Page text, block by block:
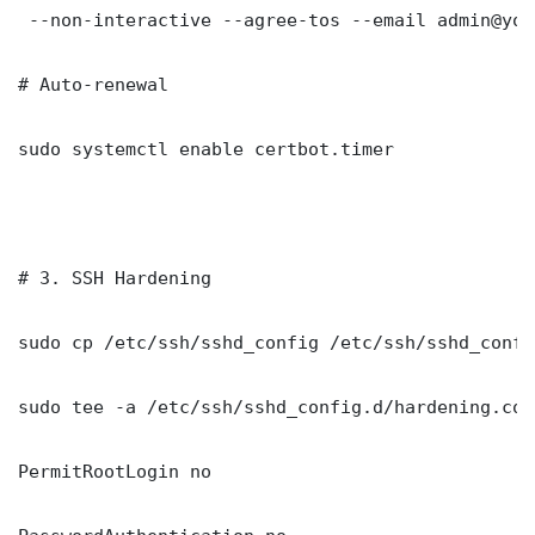
--non-interactive --agree-tos --email
# Auto-renewal
sudo systemctl enable certbot.timer
# 3. SSH Hardening
sudo cp /etc/ssh/sshd_config /etc/ssh/
sudo tee -a /etc/ssh/sshd_config.d/
PermitRootLogin no